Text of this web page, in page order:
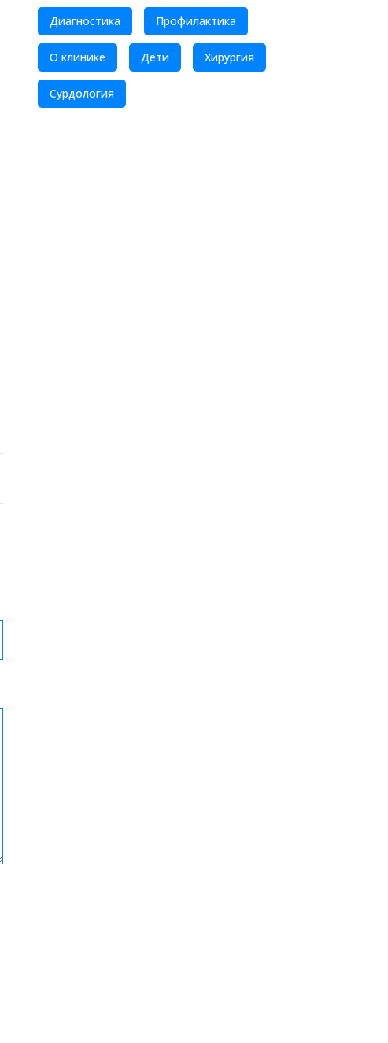
Диагностика Профилактика
О клинике Дети Хирургия
Сурдология